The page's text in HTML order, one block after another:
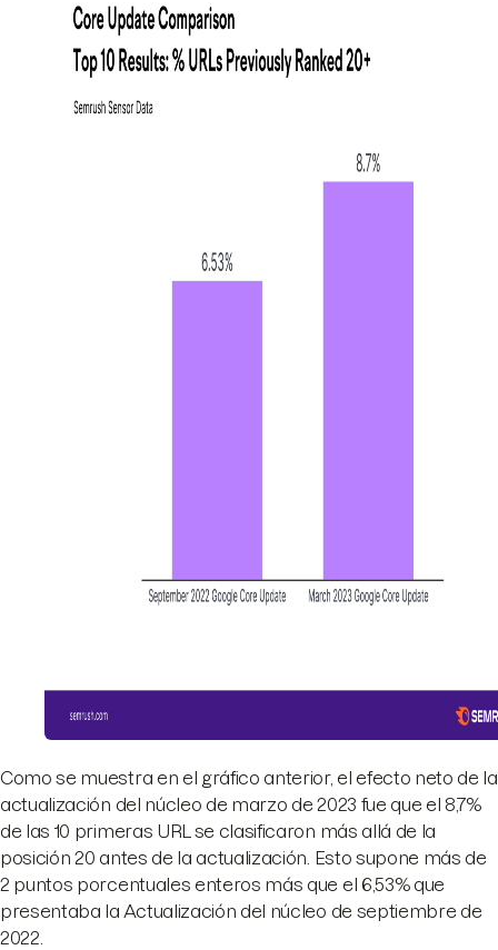
Como se muestra en el gráfico anterior, el efecto neto de la
actualización del núcleo de marzo de 2023 fue que el 8,7%
de las 10 primeras URL se clasificaron más allá de la
posición 20 antes de la actualización. Esto supone más de
2 puntos porcentuales enteros más que el 6,53% que
presentaba la Actualización del núcleo de septiembre de
2022.